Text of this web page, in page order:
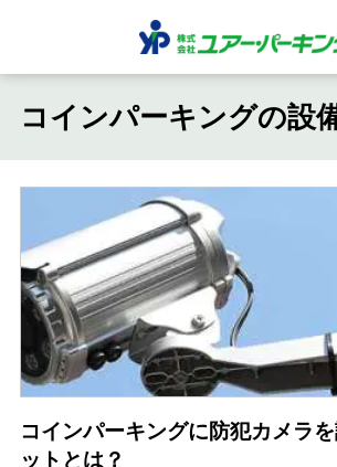
コインパーキングの設
コインパーキングに防犯カメラ
ットとは？